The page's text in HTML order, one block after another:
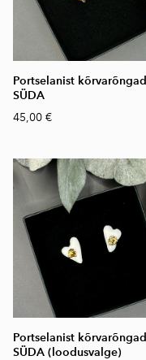
Portselanist kõrvarõngad
SÜDA
45,00 €
Portselanist kõrvarõngad
SÜDA (loodusvalge)